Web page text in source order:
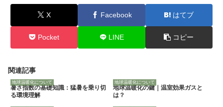
X Facebook はてブ
Pocket LINE コピー
関連記事
地球温暖化について
暑さ指数の基礎知識：猛暑を乗り切
る環境理解
地球温暖化について
地球温暖化の鍵｜温室効果ガスと
は？